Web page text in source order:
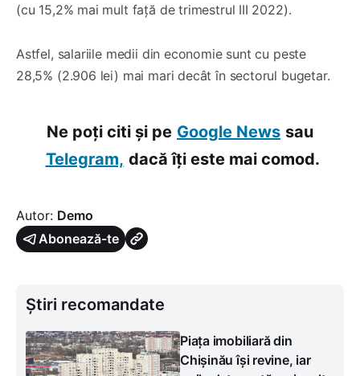
(cu 15,2% mai mult față de trimestrul III 2022).
Astfel, salariile medii din economie sunt cu peste
28,5% (2.906 lei) mai mari decât în sectorul bugetar.
Ne poți citi și pe Google News sau
Telegram, dacă îți este mai comod.
Autor: Demo
Abonează-te
Știri recomandate
Piața imobiliară din
Chișinău își revine, iar